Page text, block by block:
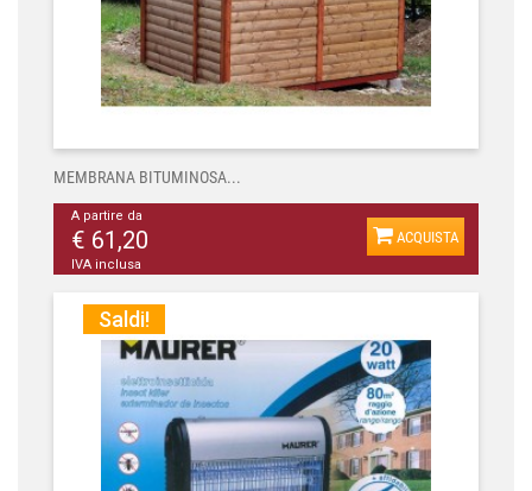
MEMBRANA BITUMINOSA...
A partire da
€ 61,20
IVA inclusa
ACQUISTA
Saldi!